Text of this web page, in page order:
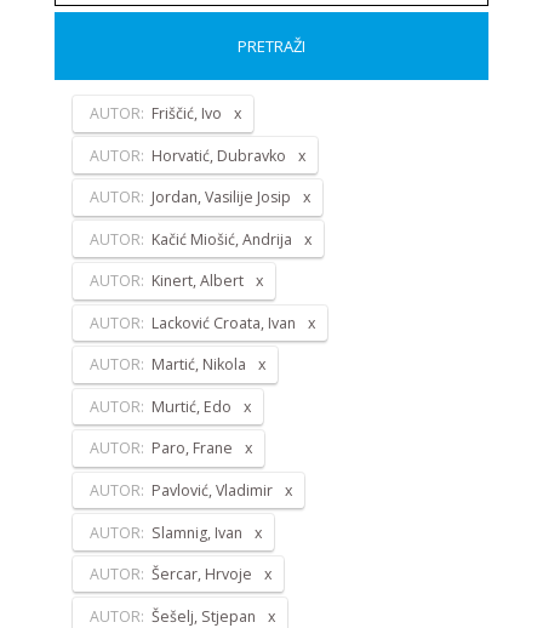
PRETRAŽI
AUTOR: Friščić, Ivo
AUTOR: Horvatić, Dubravko
AUTOR: Jordan, Vasilije Josip
AUTOR: Kačić Miošić, Andrija
AUTOR: Kinert, Albert
AUTOR: Lacković Croata, Ivan
AUTOR: Martić, Nikola
AUTOR: Murtić, Edo
AUTOR: Paro, Frane
AUTOR: Pavlović, Vladimir
AUTOR: Slamnig, Ivan
AUTOR: Šercar, Hrvoje
AUTOR: Šešelj, Stjepan